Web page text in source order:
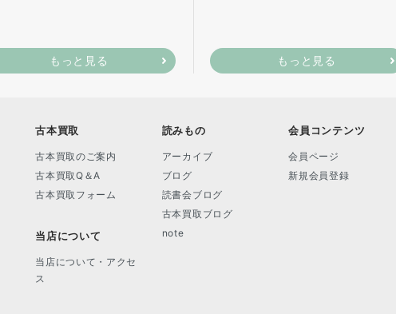
もっと見る もっと見る
古本買取
古本買取のご案内
古本買取Q＆A
古本買取フォーム
当店について
当店について・アクセ
ス
読みもの
アーカイブ
ブログ
読書会ブログ
古本買取ブログ
note
会員コンテンツ
会員ページ
新規会員登録